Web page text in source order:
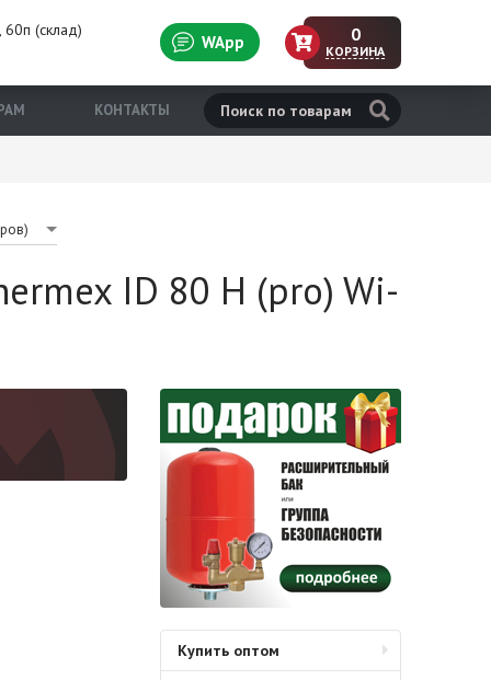
60п (склад)
WApp 0
КОРЗИНА
КОНТАКТЫ
ID 80 H (pro) Wi-
Купить оптом